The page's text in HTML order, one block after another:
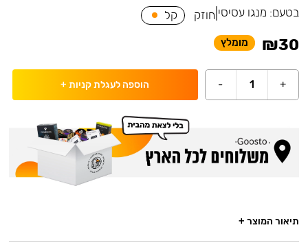
בטעם: מנגו עסיסי חוזק קל
₪30 מומלץ
+
1
- הוספה לעגלת קניות +
תיאור המוצר +